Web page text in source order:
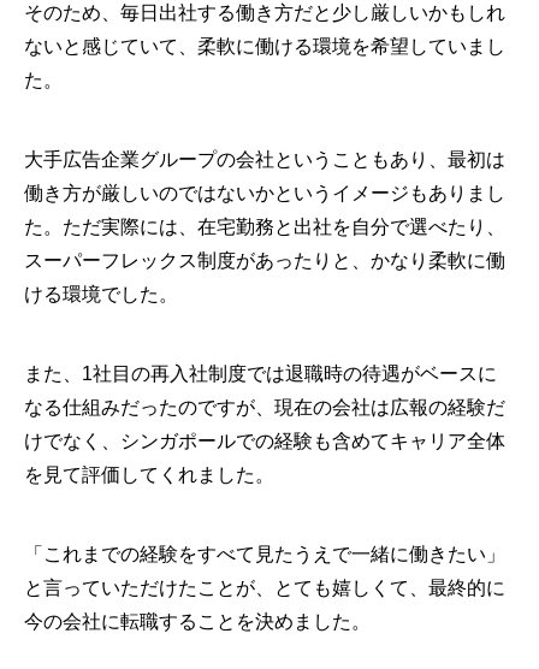
そのため、毎日出社する働き方だと少し厳しいかもしれ
ないと感じていて、柔軟に働ける環境を希望していまし
た。
大手広告企業グループの会社ということもあり、最初は
働き方が厳しいのではないかというイメージもありまし
た。ただ実際には、在宅勤務と出社を自分で選べたり、
スーパーフレックス制度があったりと、かなり柔軟に働
ける環境でした。
また、1社目の再入社制度では退職時の待遇がベースに
なる仕組みだったのですが、現在の会社は広報の経験だ
けでなく、シンガポールでの経験も含めてキャリア全体
を見て評価してくれました。
「これまでの経験をすべて見たうえで一緒に働きたい」
と言っていただけたことが、とても嬉しくて、最終的に
今の会社に転職することを決めました。